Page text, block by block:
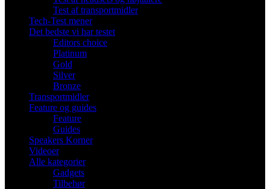
Test af transportmidler
Tech-Test mener
Det bedste vi har testet
Editors choice
Platinum
Gold
Silver
Bronze
Transportmidler
Feature og guides
Feature
Guides
Speakers Korner
Videoer
Alle kategorier
Gadgets
Tilbehør